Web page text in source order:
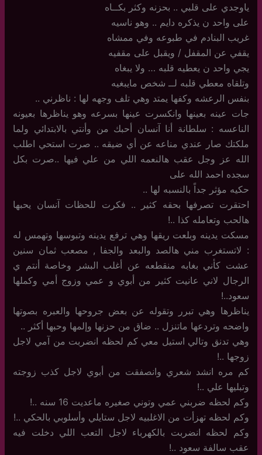
ياوجدي على قلبي .. بحزنه وكثر بكــاه
على واحد ن يذكره دايم .. وهو ناسيه
غريب البنادم في طبوعه وفي ممشاه
يقفي عن المقفل / ويقبل على مقفيه
يجي واحد ن يعطيه قلبه … ولا يبغاه
وتلقاه معطي قلبه لــ شخص مايبغيه
بنفس الرعشه وكفها يمتد وهي تلف وجهه لها : ناظرني ..
جات عينه بعينها وانكسرت عينها بسرعه وهو يناظرها بعيونه
الناعسه : سلطانة أنا آنسان أحبك من وأنتي بالابتدائي ولما
ملكتك صار عندي مناعه عن أي ضيقه .. صرت استحي اطلب
الله عز وجل عقب هالنعمه اللي من علي فيها ..صرت بكل
سجده احمد الله على
حكيه مؤثر جداً بالنسبه لها ..
احتقرت تصرفها بحقه كثير .. فكرت للحظات آنسان يحبها
هالحب وتعامله كذا ..!
مسكت يدينه وبلعت ريقها وهي ترفع يدينه وتبوسها وتهمس له
: لاتستغرب مني هالصد والبعد والجفا , مصعب ثمان سنين
عشت كأني بغابه منقطعه عن أغلب البشر وخاصة أنتم ي
الرجال لاني عانيت كثير من أبوي و عمي وزوج أمي وكملها
سعود..!
يناظرها وهي تبرر وتقوله عن بعض جروحها والعبره بصوتها
واضحه وتردعها ماتنزل .. ضاق من حزنها وإلمها وحبها أكثر ..
وهي تدنق وتالي استيل معي كم لحظه انضربت من آمي لاجل
زوجها ..!
كم مره انشد شعري وانصفقت من أبوي لاجل كذب زوجته
وتبليها علي ..!
وكم لحظه ضربني عمي وتوني صغيره ماعديت 16 سنه ..!
وكم لحظه تهزأت من الاغلبيه لاجل ستايلي وأسلوبي بالحكي ..!
وكم لحظه انضربت بالكهرباء لاجل التعب اللي دخلت فيه
عقب سالفة سعود ..!